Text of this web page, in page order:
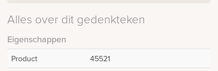
Alles over dit gedenkteken
Eigenschappen
Product
45521